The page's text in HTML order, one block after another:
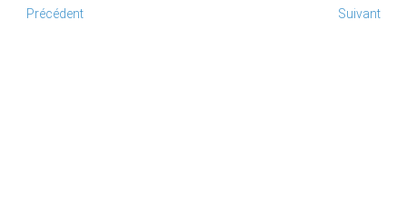
Précédent Suivant